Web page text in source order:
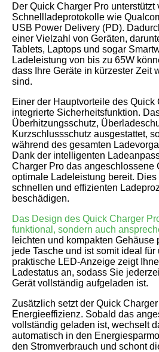
Der Quick Charger Pro unterstützt
Schnellladeprotokolle wie
USB Power Delivery (PD).
einer Vielzahl von Geräten,
Tablets, Laptops und sogar
Ladeleistung von bis zu 65W
dass Ihre Geräte in kürzester Zeit
sind.
Einer der Hauptvorteile des Quick
integrierte Sicherheitsfunktion.
Überhitzungsschutz,
Kurzschlussschutz ausgestattet,
während des gesamten
Dank der intelligenten
Charger Pro das angeschlossene
optimale Ladeleistung bereit. Dies
schnellen und effizienten
beschädigen.
Das Design des Quick Charger
funktional, sondern auch
leichten und kompakten Gehäuse
jede Tasche und ist somit ideal
praktische LED-Anzeige zeigt
Ladestatus an, sodass Sie
Gerät vollständig aufgeladen ist.
Zusätzlich setzt der Quick
Energieeffizienz. Sobald das
vollständig geladen ist, wechselt
automatisch in den
den Stromverbrauch und schont